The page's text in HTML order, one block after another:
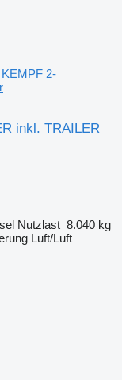
2-
inkl. TRAILER
Nutzlast 8.040 kg
Luft/Luft